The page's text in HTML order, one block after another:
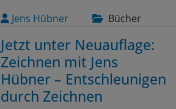
Jens Hübner Bücher
Jetzt unter Neuauflage:
Zeichnen mit Jens
Hübner – Entschleunigen
durch Zeichnen